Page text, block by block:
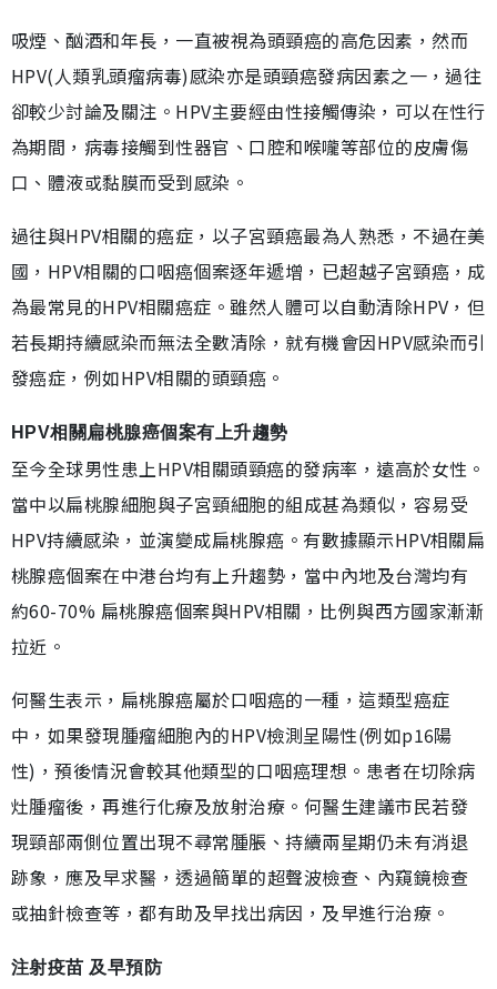
吸煙、酗酒和年長，一直被視為頭頸癌的高危因素，然而
HPV(人類乳頭瘤病毒)感染亦是頭頸癌發病因素之一，過往
卻較少討論及關注。HPV主要經由性接觸傳染，可以在性行
為期間，病毒接觸到性器官、口腔和喉嚨等部位的皮膚傷
口、體液或黏膜而受到感染。
過往與HPV相關的癌症，以子宮頸癌最為人熟悉，不過在美
國，HPV相關的口咽癌個案逐年遞增，已超越子宮頸癌，成
為最常見的HPV相關癌症。雖然人體可以自動清除HPV，但
若長期持續感染而無法全數清除，就有機會因HPV感染而引
發癌症，例如HPV相關的頭頸癌。
HPV相關扁桃腺癌個案有上升趨勢
至今全球男性患上HPV相關頭頸癌的發病率，遠高於女性。
當中以扁桃腺細胞與子宮頸細胞的組成甚為類似，容易受
HPV持續感染，並演變成扁桃腺癌。有數據顯示HPV相關扁
桃腺癌個案在中港台均有上升趨勢，當中內地及台灣均有
約60-70% 扁桃腺癌個案與HPV相關，比例與西方國家漸漸
拉近。
何醫生表示，扁桃腺癌屬於口咽癌的一種，這類型癌症
中，如果發現腫瘤細胞內的HPV檢測呈陽性(例如p16陽
性)，預後情況會較其他類型的口咽癌理想。患者在切除病
灶腫瘤後，再進行化療及放射治療。何醫生建議市民若發
現頸部兩側位置出現不尋常腫脹、持續兩星期仍未有消退
跡象，應及早求醫，透過簡單的超聲波檢查、內窺鏡檢查
或抽針檢查等，都有助及早找出病因，及早進行治療。
注射疫苗 及早預防